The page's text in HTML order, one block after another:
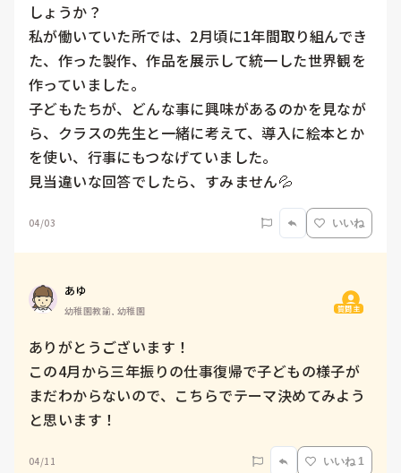
しょうか？
私が働いていた所では、2月頃に1年間取り組んでき
た、作った製作、作品を展示して統一した世界観を
作っていました。
子どもたちが、どんな事に興味があるのかを見なが
ら、クラスの先生と一緒に考えて、導入に絵本とか
を使い、行事にもつなげていました。
見当違いな回答でしたら、すみません💦
04/03 いいね
あゆ
幼稚園教諭, 幼稚園 質問主
ありがとうございます！
この4月から三年振りの仕事復帰で子どもの様子が
まだわからないので、こちらでテーマ決めてみよう
と思います！
04/11 いいね 1